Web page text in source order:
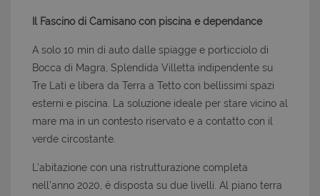
Il Fascino di Camisano con piscina e dependance
A solo 10 min di auto dalle spiagge e porticciolo di
Bocca di Magra, Splendida Villetta indipendente su
Tre Lati e libera da Terra a Tetto con bellissimi spazi
esterni e piscina. La soluzione ideale per stare vicino al
mare ma in un contesto riservato e a contatto con il
verde circostante.
L'abitazione con una ristrutturazione completa
nell'anno 2020, è disposta su due livelli. Al piano terra